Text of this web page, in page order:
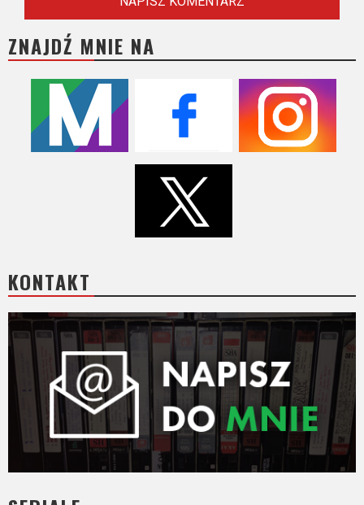
ZNAJDŹ MNIE NA
KONTAKT